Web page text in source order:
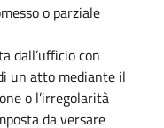
o parziale
dall’ufficio con
un atto mediante il
o l’irregolarità
da versare